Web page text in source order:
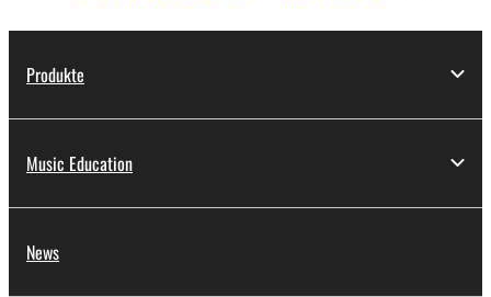
Produkte
Music Education
News